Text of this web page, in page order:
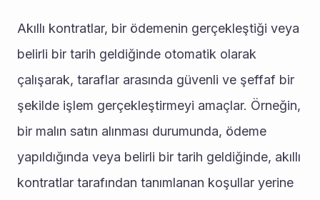
Akıllı kontratlar, bir ödemenin gerçekleştiği veya
belirli bir tarih geldiğinde otomatik olarak
çalışarak, taraflar arasında güvenli ve şeffaf bir
şekilde işlem gerçekleştirmeyi amaçlar. Örneğin,
bir malın satın alınması durumunda, ödeme
yapıldığında veya belirli bir tarih geldiğinde, akıllı
kontratlar tarafından tanımlanan koşullar yerine